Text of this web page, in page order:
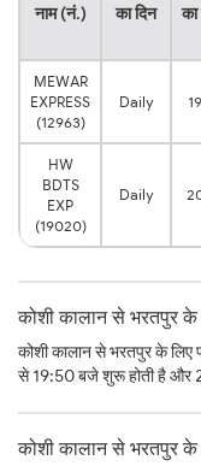
नाम (नं.)
का दिन
MEWAR
EXPRESS
(12963)
Daily
HW
BDTS
EXP
(19020)
Daily
कोशी कालान से भरतपुर के
कोशी कालान से भरतपुर के
से 19:50 बजे शुरू होती है और
कोशी कालान से भरतपुर के